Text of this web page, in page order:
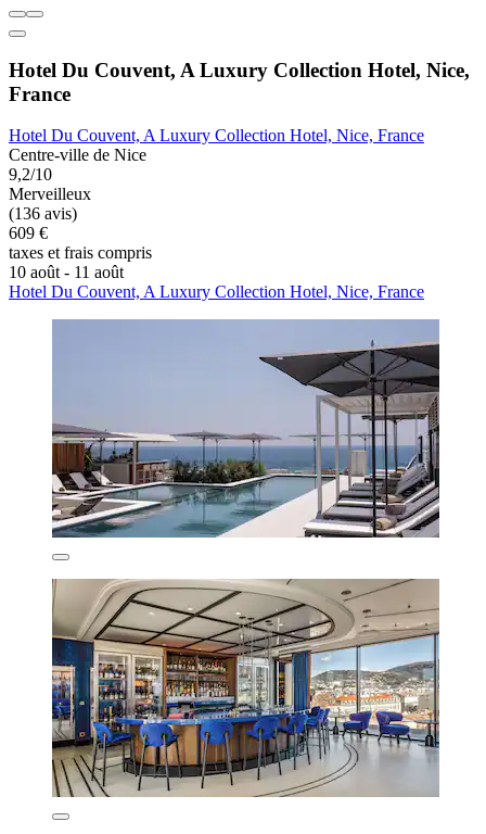
Hotel Du Couvent, A Luxury Collection Hotel, Nice,
France
Hotel Du Couvent, A Luxury Collection Hotel, Nice, France
Centre-ville de Nice
9,2/10
Merveilleux
(136 avis)
609 €
taxes et frais compris
10 août - 11 août
Hotel Du Couvent, A Luxury Collection Hotel, Nice, France